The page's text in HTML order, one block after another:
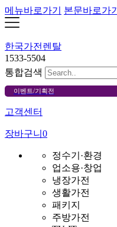
메뉴바로가기 본문바로가기
한국가전렌탈
1533-5504
통합검색
이벤트/기획전
고객센터
장바구니 0
정수기·환경
업소용·창업
냉장가전
생활가전
패키지
주방가전